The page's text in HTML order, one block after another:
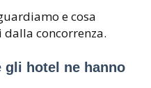
e cosa
concorrenza.
gli hotel ne hanno